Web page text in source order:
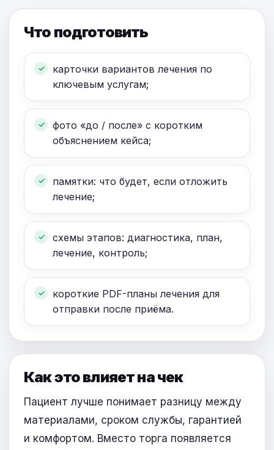
Что подготовить
карточки вариантов лечения по
ключевым услугам;
фото «до / после» с коротким
объяснением кейса;
памятки: что будет, если отложить
лечение;
схемы этапов: диагностика, план,
лечение, контроль;
короткие PDF-планы лечения для
отправки после приёма.
Как это влияет на чек
Пациент лучше понимает разницу между
материалами, сроком службы, гарантией
и комфортом. Вместо торга появляется